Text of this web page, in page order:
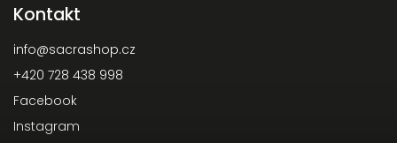
Kontakt
info@sacrashop.cz
+420 728 438 998
Facebook
Instagram